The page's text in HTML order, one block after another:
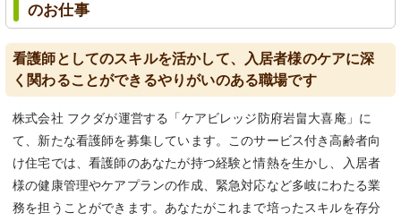
のお仕事
看護師としてのスキルを活かして、入居者様のケアに深
く関わることができるやりがいのある職場です
株式会社 フクダが運営する「ケアビレッジ防府岩畠大喜庵」に
て、新たな看護師を募集しています。このサービス付き高齢者向
け住宅では、看護師のあなたが持つ経験と情熱を生かし、入居者
様の健康管理やケアプランの作成、緊急対応など多岐にわたる業
務を担うことができます。あなたがこれまで培ったスキルを存分